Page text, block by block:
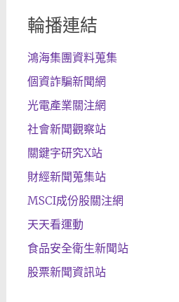
輪播連結
鴻海集團資料蒐集
個資詐騙新聞網
光電產業關注網
社會新聞觀察站
關鍵字研究X站
財經新聞蒐集站
MSCI成份股關注網
天天看運動
食品安全衛生新聞站
股票新聞資訊站